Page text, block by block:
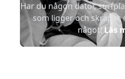
Har du någon dator,
som ligger och skräpar,
något!Läs